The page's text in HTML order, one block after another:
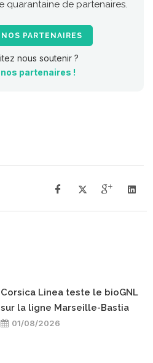
quarantaine de partenaires.
PARTENAIRES
nous soutenir ?
partenaires !
Corsica Linea teste le bioGNL
sur la ligne Marseille-Bastia
01/08/2026